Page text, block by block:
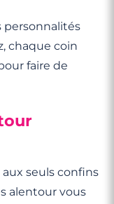
personnalités
chaque coin
faire de
seuls confins
alentour vous